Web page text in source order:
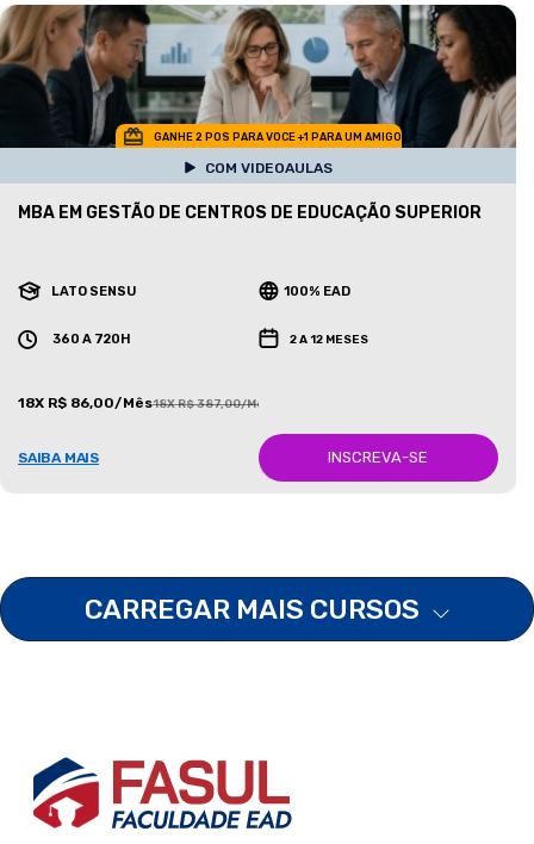
GANHE 2 POS PARA VOCE +1 PARA UM AMIGO
COM VIDEOAULAS
MBA EM GESTÃO DE CENTROS DE EDUCAÇÃO SUPERIOR
LATO SENSU 100% EAD
360 A 720H 2 A 12 MESES
18X R$ 86,00/Mês18X R$ 387,00/Mês
SAIBA MAIS INSCREVA-SE
CARREGAR MAIS CURSOS